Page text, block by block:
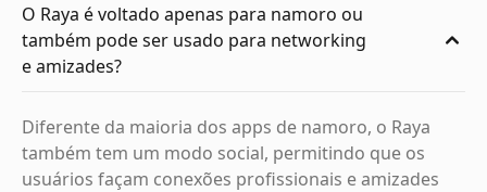
O Raya é voltado apenas para namoro ou
também pode ser usado para networking
e amizades?
Diferente da maioria dos apps de namoro, o Raya
também tem um modo social, permitindo que os
usuários façam conexões profissionais e amizades